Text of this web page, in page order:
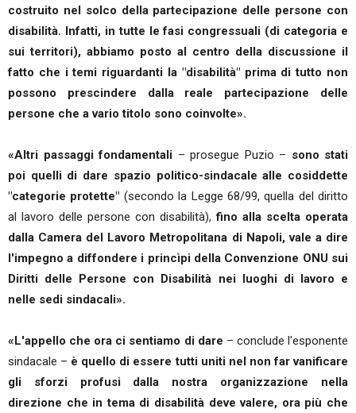
costruito nel solco della partecipazione delle persone con
disabilità. Infatti, in tutte le fasi congressuali (di categoria e
sui territori), abbiamo posto al centro della discussione il
fatto che i temi riguardanti la "disabilità" prima di tutto non
possono prescindere dalla reale partecipazione delle
persone che a vario titolo sono coinvolte».
«Altri passaggi fondamentali – prosegue Puzio – sono stati
poi quelli di dare spazio politico-sindacale alle cosiddette
"categorie protette" (secondo la Legge 68/99, quella del diritto
al lavoro delle persone con disabilità),fino alla scelta operata
dalla Camera del Lavoro Metropolitana di Napoli, vale a dire
l'impegno a diffondere i princìpi della Convenzione ONU sui
Diritti delle Persone con Disabilità nei luoghi di lavoro e
nelle sedi sindacali».
«L'appello che ora ci sentiamo di dare – conclude l'esponente
sindacale – è quello di essere tutti uniti nel non far vanificare
gli sforzi profusi dalla nostra organizzazione nella
direzione che in tema di disabilità deve valere, ora più che